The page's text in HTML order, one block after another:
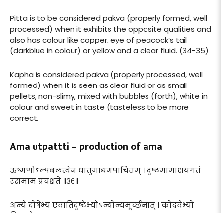
Pitta is to be considered pakva (properly formed, well
processed) when it exhibits the opposite qualities and
also has colour like copper, eye of peacock’s tail
(darkblue in colour) or yellow and a clear fluid. (34-35)
Kapha is considered pakva (properly processed, well
formed) when it is seen as clear fluid or as small
pellets, non-slimy, mixed with bubbles (forth), white in
colour and sweet in taste (tasteless to be more
correct.
Ama utpattti – production of ama
ऊष्मणोऽल्पबलत्वेन धातुमाद्यमपाचितम् । दुष्टमामाशयगतं
रसमामं प्रचक्षते ॥३६॥
अन्ये दोषेभ्य एवातिदुष्टेभ्योऽन्योन्यमूर्च्छनात् । कोद्रवेभ्यो